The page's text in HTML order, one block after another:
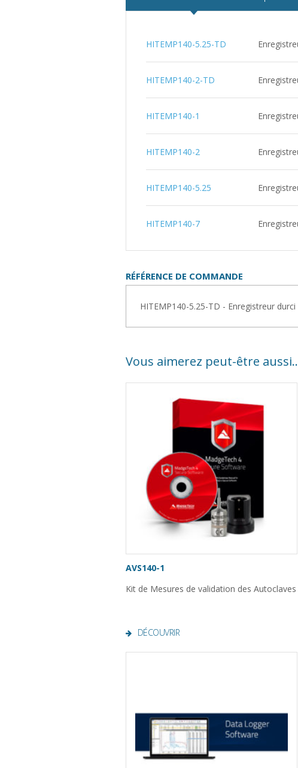
HITEMP140-5.25-TD
HITEMP140-2-TD
HITEMP140-1
HITEMP140-2
HITEMP140-5.25
HITEMP140-7
RÉFÉRENCE DE COMMANDE
Vous aimerez peut-être
AVS140-1
Kit de Mesures de validation des Autoclaves
DÉCOUVRIR